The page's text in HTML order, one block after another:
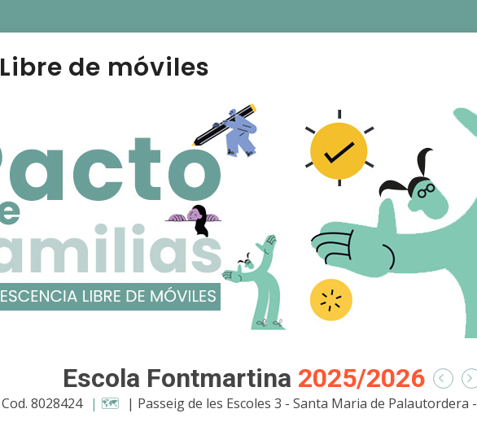
Libre de móviles
Escola Fontmartina 2025/2026
Cod. 8028424 | 🗺️ | Passeig de les Escoles 3 - Santa Maria de Palautordera -